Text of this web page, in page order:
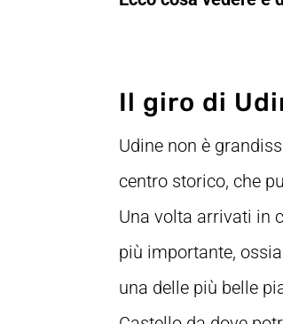
Il giro di
Udine non è
centro storico, che
Una volta arrivati in
più importante, ossia
una delle più belle